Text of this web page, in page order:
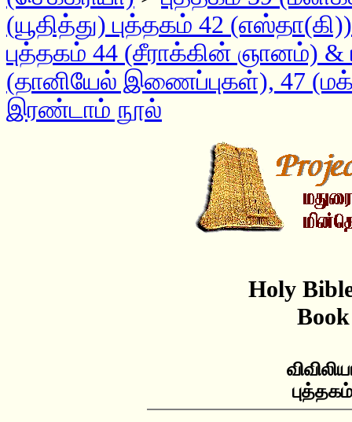
(யூதித்து) புத்தகம் 42
புத்தகம் 44 (சீராக்கின் ஞானம்) &
(தானியேல் இணைப்புகள்), 47
இரண்டாம் நூல்
Holy